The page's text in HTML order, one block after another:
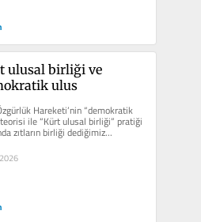
ulusal birliği ve
ulus
Hareketi’nin “demokratik
ile “Kürt ulusal birliği” pratiği
zıtların birliği dediğimiz...